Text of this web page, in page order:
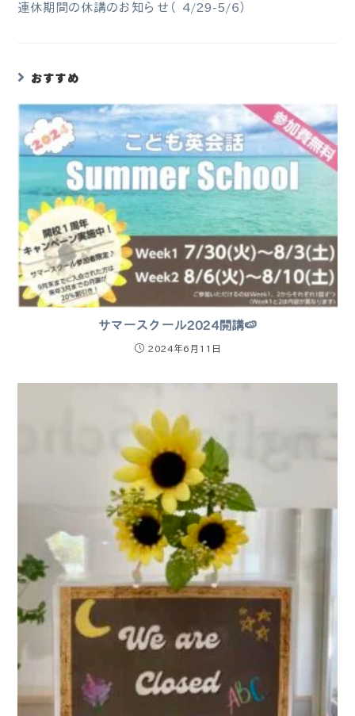
連休期間の休講のお知らせ（4/29-5/6）
おすすめ
サマースクール2024開講🍉
2024年6月11日